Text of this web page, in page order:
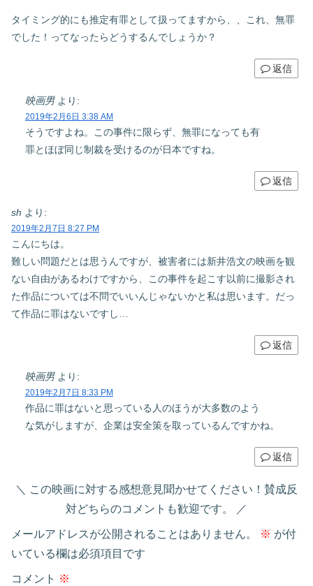
タイミング的にも推定有罪として扱ってますから、、これ、無罪
でした！ってなったらどうするんでしょうか？
返信
映画男 より:
2019年2月6日 3:38 AM
そうですよね。この事件に限らず、無罪になっても有
罪とほぼ同じ制裁を受けるのが日本ですね。
返信
sh より:
2019年2月7日 8:27 PM
こんにちは。
難しい問題だとは思うんですが、被害者には新井浩文の映画を観
ない自由があるわけですから、この事件を起こす以前に撮影され
た作品については不問でいいんじゃないかと私は思います。だっ
て作品に罪はないですし…
返信
映画男 より:
2019年2月7日 8:33 PM
作品に罪はないと思っている人のほうが大多数のよう
な気がしますが、企業は安全策を取っているんですかね。
返信
この映画に対する感想意見聞かせてください！賛成反
対どちらのコメントも歓迎です。
メールアドレスが公開されることはありません。 ※ が付
いている欄は必須項目です
コメント ※